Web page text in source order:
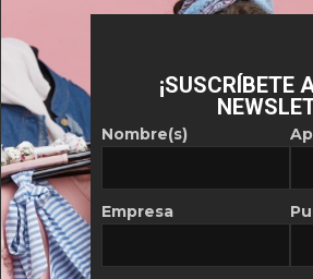
¡SUSCRÍBETE
Nombre(s)
Empresa